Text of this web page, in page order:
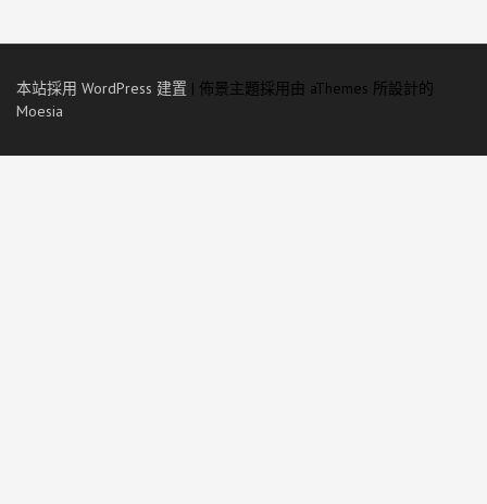
本站採用 WordPress 建置 | 佈景主題採用由 aThemes 所設計的
Moesia